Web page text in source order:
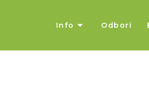
Info Odbori